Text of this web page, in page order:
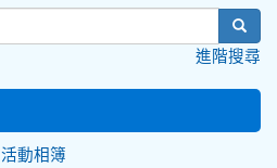
進階搜尋
活動相簿